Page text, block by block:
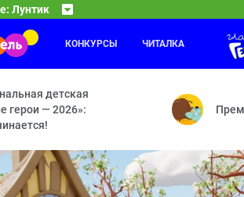
Лунтик
— Угощение для друзей — Шляпа —
храпа — Молочное пари — Аноним —
10
Новые
КОНКУРСЫ ЧИТАЛКА
детская
герои — 2026»: